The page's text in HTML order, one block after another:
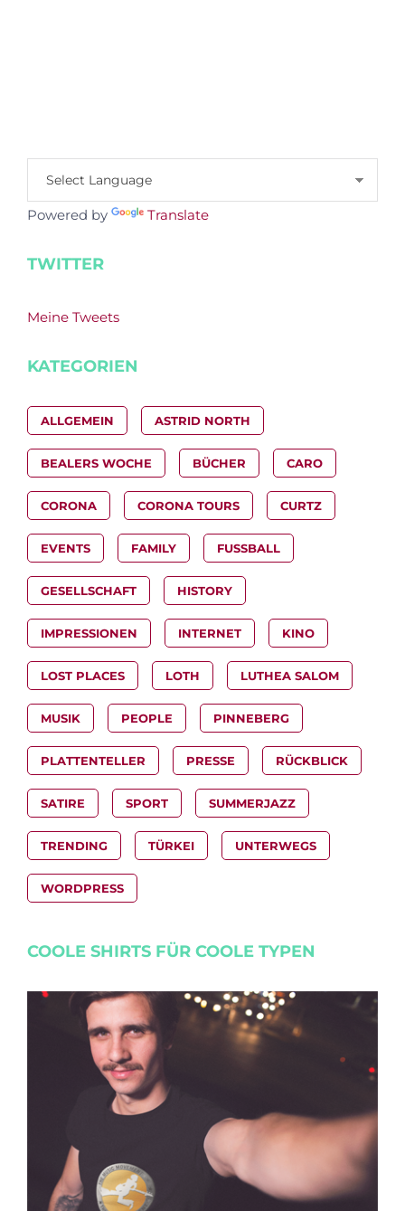
Powered by Translate
TWITTER
Meine Tweets
KATEGORIEN
ALLGEMEIN ASTRID NORTH
BEALERS WOCHE BÜCHER CARO
CORONA CORONA TOURS CURTZ
EVENTS FAMILY FUSSBALL
GESELLSCHAFT HISTORY
IMPRESSIONEN INTERNET KINO
LOST PLACES LOTH LUTHEA SALOM
MUSIK PEOPLE PINNEBERG
PLATTENTELLER PRESSE RÜCKBLICK
SATIRE SPORT SUMMERJAZZ
TRENDING TÜRKEI UNTERWEGS
WORDPRESS
COOLE SHIRTS FÜR COOLE TYPEN